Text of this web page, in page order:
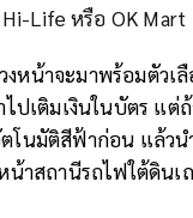
Life หรือ OK Mart
น้าจะมาพร้อมตัวเลื
ไปเติมเงินในบัตร แ
นมัติสีฟ้าก่อน แล้วน
าสถานีรถไฟใต้ดินเ